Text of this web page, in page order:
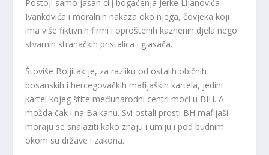
Postoji samo jasan cilj bogaćenja Jerke Lijanovića
Ivankovića i moralnih nakaza oko njega, čovjeka koji
ima više fiktivnih firmi i oproštenih kaznenih djela nego
stvarnih stranačkih pristalica i glasača.
Štoviše Boljitak je, za razliku od ostalih običnih
bosanskih i hercegovačkih mafijaških kartela, jedini
kartel kojeg štite međunarodni centri moći u BIH. A
možda čak i na Balkanu. Svi ostali prosti BH mafijaši
moraju se snalaziti kako znaju i umiju i pod budnim
okom su države i zakona.